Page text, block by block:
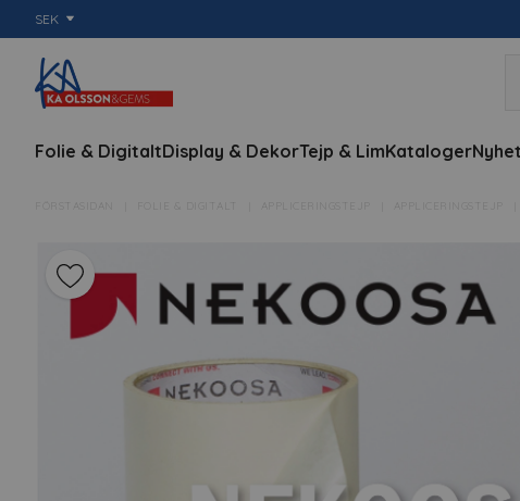
SEK
Folie & DigitaltDisplay & DekorTejp & LimKataloger
FÖRSTASIDAN FOLIE & DIGITALT APPLICERINGSTEJP APPLICERINGSTEJP